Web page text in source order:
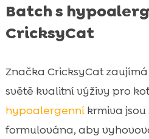
Batch s
CricksyCat
Značka CricksyCat
světě kvalitní výživy pro
hypoalergenníkrmiva jsou
formulována, aby